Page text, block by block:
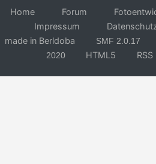
Home Forum
Impressum
made in Berldoba SMF 2.0.17
2020
HTML5 RSS